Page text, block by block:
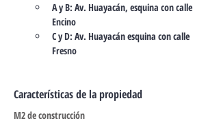
A y B: Av. Huayacán, esquina con calle
Encino
C y D: Av. Huayacán esquina con calle
Fresno
Características de la propiedad
M2 de construcción